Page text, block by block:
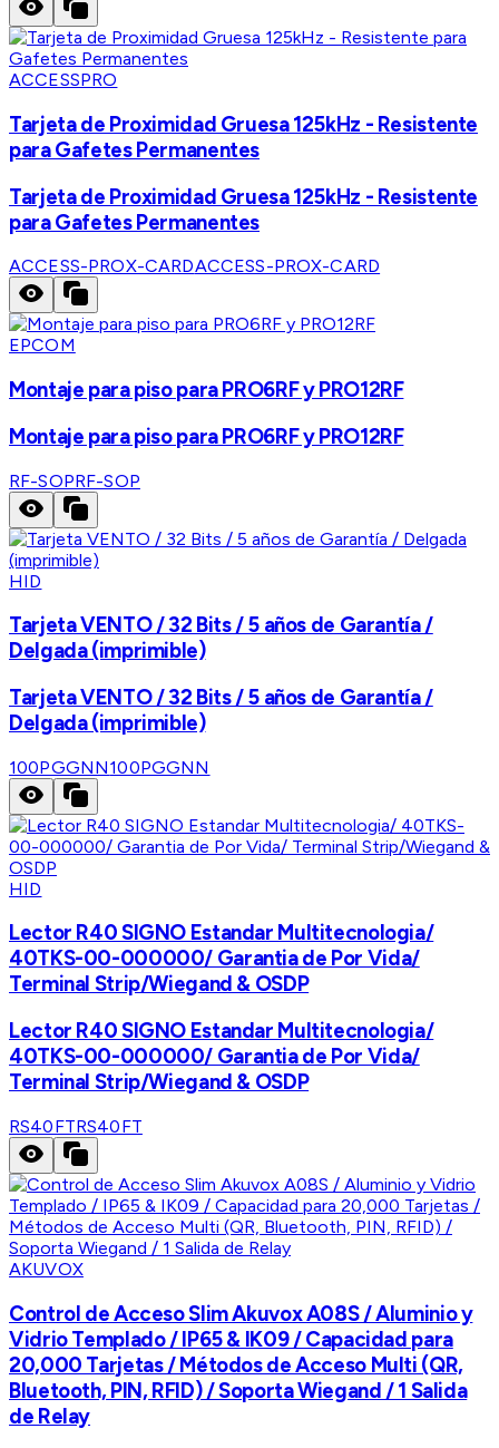
ACCESSPRO
Tarjeta de Proximidad Gruesa 125kHz - Resistente
para Gafetes Permanentes
Tarjeta de Proximidad Gruesa 125kHz - Resistente
para Gafetes Permanentes
ACCESS-PROX-CARDACCESS-PROX-CARD
EPCOM
Montaje para piso para PRO6RF y PRO12RF
Montaje para piso para PRO6RF y PRO12RF
RF-SOPRF-SOP
HID
Tarjeta VENTO / 32 Bits / 5 años de Garantía /
Delgada (imprimible)
Tarjeta VENTO / 32 Bits / 5 años de Garantía /
Delgada (imprimible)
100PGGNN100PGGNN
HID
Lector R40 SIGNO Estandar Multitecnologia/
40TKS-00-000000/ Garantia de Por Vida/
Terminal Strip/Wiegand & OSDP
Lector R40 SIGNO Estandar Multitecnologia/
40TKS-00-000000/ Garantia de Por Vida/
Terminal Strip/Wiegand & OSDP
RS40FTRS40FT
AKUVOX
Control de Acceso Slim Akuvox A08S / Aluminio y
Vidrio Templado / IP65 & IK09 / Capacidad para
20,000 Tarjetas / Métodos de Acceso Multi (QR,
Bluetooth, PIN, RFID) / Soporta Wiegand / 1 Salida
de Relay